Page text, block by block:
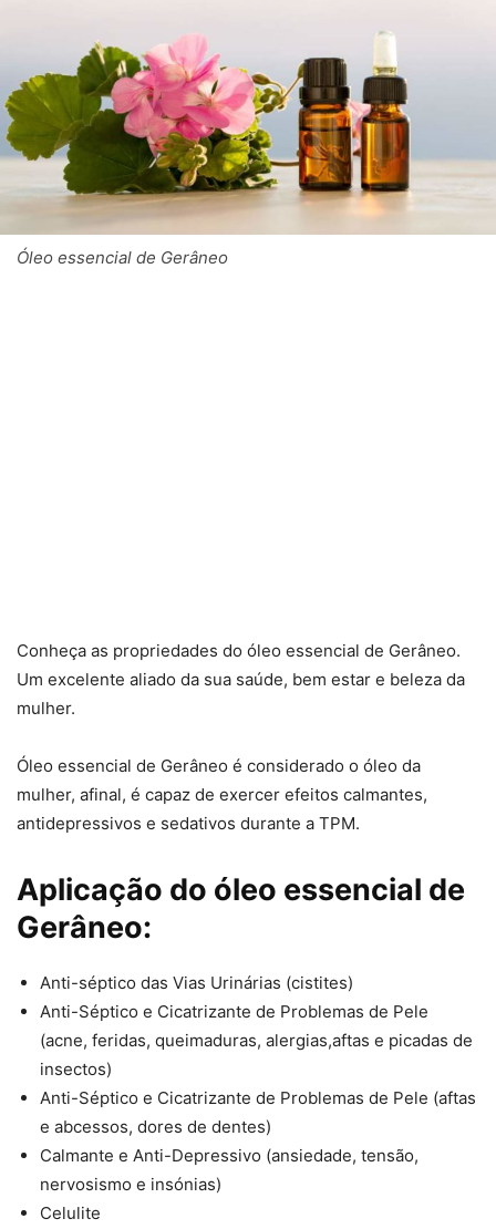
Óleo essencial de Gerâneo
Conheça as propriedades do óleo essencial de Gerâneo.
Um excelente aliado da sua saúde, bem estar e beleza da
mulher.
Óleo essencial de Gerâneo é considerado o óleo da
mulher, afinal, é capaz de exercer efeitos calmantes,
antidepressivos e sedativos durante a TPM.
Aplicação do óleo essencial de
Gerâneo:
Anti-séptico das Vias Urinárias (cistites)
Anti-Séptico e Cicatrizante de Problemas de Pele
(acne, feridas, queimaduras, alergias,aftas e picadas de
insectos)
Anti-Séptico e Cicatrizante de Problemas de Pele (aftas
e abcessos, dores de dentes)
Calmante e Anti-Depressivo (ansiedade, tensão,
nervosismo e insónias)
Celulite